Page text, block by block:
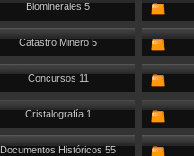
Biominerales 5
Catastro Minero 5
Concursos 11
Cristalografía 1
Documentos Históricos 55